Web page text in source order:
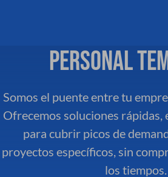
PERSONAL
Somos el puente entre tu
Ofrecemos soluciones rápidas,
para cubrir picos de
proyectos específicos, sin
los tiempos.